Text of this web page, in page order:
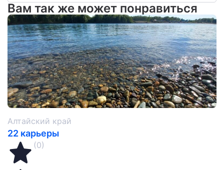
Вам так же может понравиться
Алтайский край
22 карьеры
(0)